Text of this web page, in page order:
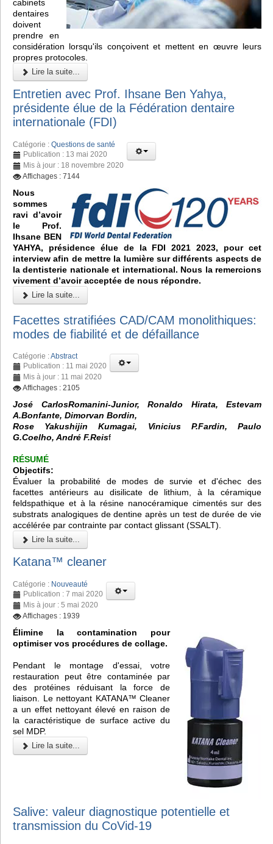
cabinets
dentaires
doivent
prendre en
considération lorsqu'ils conçoivent et mettent en œuvre leurs
propres protocoles.
Lire la suite...
Entretien avec Prof. Ihsane Ben Yahya,
présidente élue de la Fédération dentaire
internationale (FDI)
Catégorie : Questions de santé
Publication : 13 mai 2020
Mis à jour : 18 novembre 2020
Affichages : 7144
Nous
sommes
ravi d’avoir
le Prof.
Ihsane BEN
YAHYA, présidence élue de la FDI 2021 2023, pour cet
interview afin de mettre la lumière sur différents aspects de
la dentisterie nationale et international. Nous la remercions
vivement d’avoir acceptée de nous répondre.
Lire la suite...
Facettes stratifiées CAD/CAM monolithiques:
modes de fiabilité et de défaillance
Catégorie :Abstract
Publication : 11 mai 2020
Mis à jour : 11 mai 2020
Affichages : 2105
José CarlosRomanini-Junior, Ronaldo Hirata, Estevam
A.Bonfante, Dimorvan Bordin,
Rose Yakushijin Kumagai, Vinicius P.Fardin, Paulo
G.Coelho, André F.Reisf
RÉSUMÉ
Objectifs:
Évaluer la probabilité de modes de survie et d'échec des
facettes antérieurs au disilicate de lithium, à la céramique
feldspathique et à la résine nanocéramique cimentés sur des
substrats analogiques de dentine après un test de durée de vie
accélérée par contrainte par contact glissant (SSALT).
Lire la suite...
Katana™ cleaner
Catégorie : Nouveauté
Publication : 7 mai 2020
Mis à jour : 5 mai 2020
Affichages : 1939
Élimine la contamination pour
optimiser vos procédures de collage.
Pendant le montage d'essai, votre
restauration peut être contaminée par
des protéines réduisant la force de
liaison. Le nettoyant KATANA™ Cleaner
a un effet nettoyant élevé en raison de
la caractéristique de surface active du
sel MDP.
Lire la suite...
Salive: valeur diagnostique potentielle et
transmission du CoVid-19